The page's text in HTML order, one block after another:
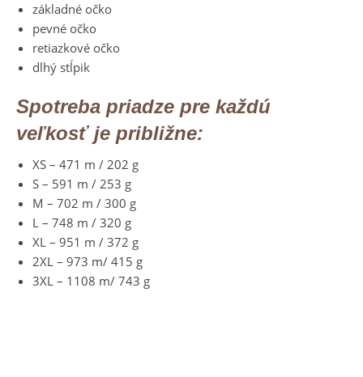
základné očko
pevné očko
retiazkové očko
dlhý stĺpik
Spotreba priadze pre každú
veľkosť je približne:
XS – 471 m / 202 g
S – 591 m / 253 g
M – 702 m / 300 g
L – 748 m / 320 g
XL – 951 m / 372 g
2XL – 973 m/ 415 g
3XL – 1108 m/ 743 g